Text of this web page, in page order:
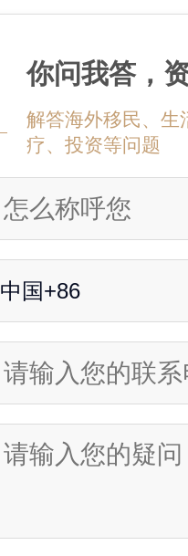
你问我答，
解答海外移民、生
疗、投资等问题
中国+86